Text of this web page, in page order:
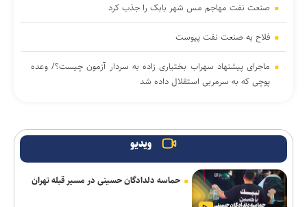
صنعت نفت مهاجم مس شهر بابک را جذب کرد
فلاح به صنعت نفت پیوست
ماجرای پیشنهاد سهراب بختیاری زاده به سردار آزمون چیست؟/ وعده
پوچی که به سرمربی استقلال داده شد
سال بوده است/ تاجرنیا دوست دارد خودش را تبرئه کند
مدال طلای زارعی در بلاروس/ دومین رکوردشکنی دونده ایران در
آستانه بازی‌های آسیایی
ویدیو
حماسه دلدادگان حسینی در مسیر قبله تهران